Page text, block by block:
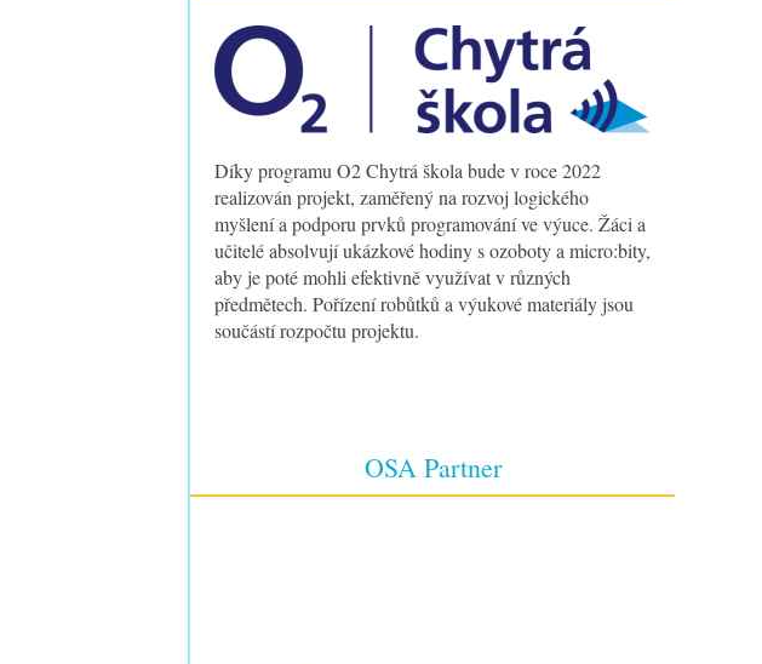
Díky programu O2 Chytrá škola bude v roce 2022
realizován projekt, zaměřený na rozvoj logického
myšlení a podporu prvků programování ve výuce. Žáci a
učitelé absolvují ukázkové hodiny s ozoboty a micro:bity,
aby je poté mohli efektivně využívat v různých
předmětech. Pořízení robůtků a výukové materiály jsou
součástí rozpočtu projektu.
OSA Partner